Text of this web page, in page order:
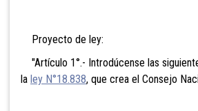
Proyecto de ley:
"Artículo 1°.- Introdúcense las
la ley N°18.838, que crea el Consejo